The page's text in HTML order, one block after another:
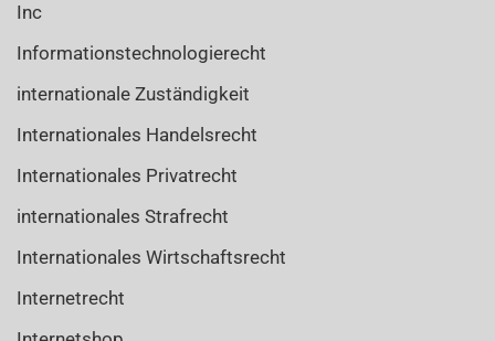
Inc
Informationstechnologierecht
internationale Zuständigkeit
Internationales Handelsrecht
Internationales Privatrecht
internationales Strafrecht
Internationales Wirtschaftsrecht
Internetrecht